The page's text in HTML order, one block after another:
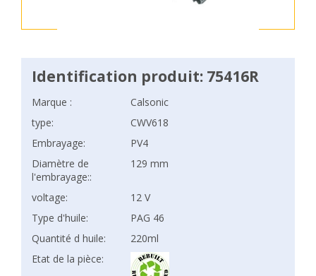
Identification produit: 75416R
Marque :
Calsonic
type:
CWV618
Embrayage:
PV4
Diamètre de
l'embrayage::
129 mm
voltage:
12 V
Type d'huile:
PAG 46
Quantité d huile:
220ml
Etat de la pièce: